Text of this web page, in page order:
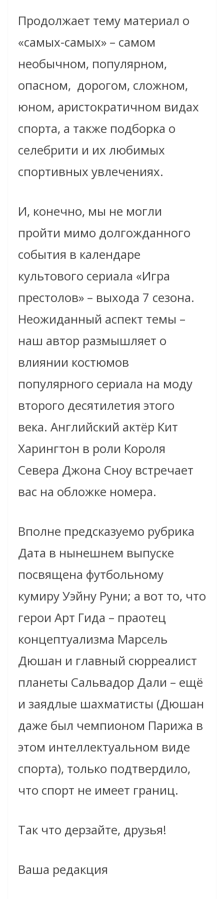
Продолжает тему материал о
«самых-самых» – самом
необычном, популярном,
опасном, дорогом, сложном,
юном, аристократичном видах
спорта, а также подборка о
селебрити и их любимых
спортивных увлечениях.
И, конечно, мы не могли
пройти мимо долгожданного
события в календаре
культового сериала «Игра
престолов» – выхода 7 сезона.
Неожиданный аспект темы –
наш автор размышляет о
влиянии костюмов
популярного сериала на моду
второго десятилетия этого
века. Английский актёр Кит
Харингтон в роли Короля
Севера Джона Сноу встречает
вас на обложке номера.
Вполне предсказуемо рубрика
Дата в нынешнем выпуске
посвящена футбольному
кумиру Уэйну Руни; а вот то, что
герои Арт Гида – праотец
концептуализма Марсель
Дюшан и главный сюрреалист
планеты Сальвадор Дали – ещё
и заядлые шахматисты (Дюшан
даже был чемпионом Парижа в
этом интеллектуальном виде
спорта), только подтвердило,
что спорт не имеет границ.
Так что дерзайте, друзья!
Ваша редакция